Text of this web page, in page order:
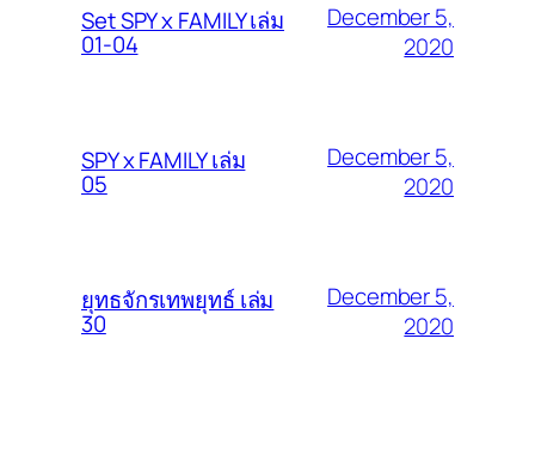
Set SPY x FAMILY เล่ม
01-04
December 5,
2020
SPY x FAMILY เล่ม
05
December 5,
2020
ยุทธจักรเทพยุทธ์ เล่ม
30
December 5,
2020